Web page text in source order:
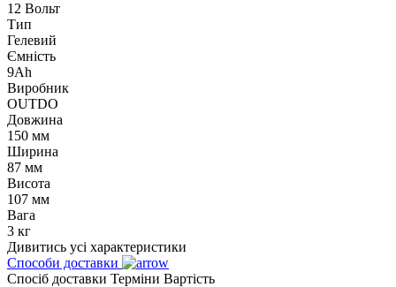
12 Вольт
Тип
Гелевий
Ємність
9Ah
Виробник
OUTDO
Довжина
150 мм
Ширина
87 мм
Висота
107 мм
Вага
3 кг
Дивитись усі характеристики
Способи доставки
Спосіб доставки Терміни Вартість